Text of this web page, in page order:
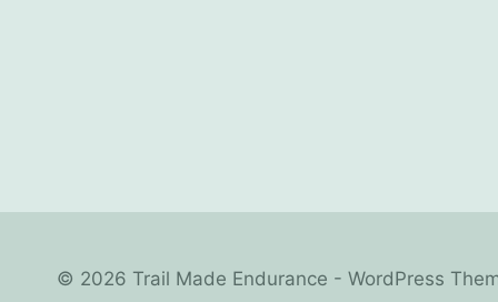
© 2026 Trail Made Endurance - WordPress